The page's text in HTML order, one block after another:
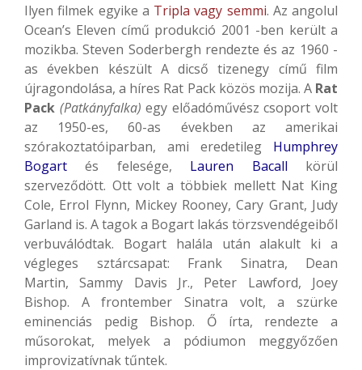
Ilyen filmek egyike a Tripla vagy semmi. Az angolul
Ocean’s Eleven című produkció 2001 -ben került a
mozikba. Steven Soderbergh rendezte és az 1960 -
as években készült A dicső tizenegy című film
újragondolása, a híres Rat Pack közös mozija. A Rat
Pack (Patkányfalka) egy előadóművész csoport volt
az 1950-es, 60-as években az amerikai
szórakoztatóiparban, ami eredetileg Humphrey
Bogart és felesége, Lauren Bacall körül
szerveződött. Ott volt a többiek mellett Nat King
Cole, Errol Flynn, Mickey Rooney, Cary Grant, Judy
Garland is. A tagok a Bogart lakás törzsvendégeiből
verbuválódtak. Bogart halála után alakult ki a
végleges sztárcsapat: Frank Sinatra, Dean
Martin, Sammy Davis Jr., Peter Lawford, Joey
Bishop. A frontember Sinatra volt, a szürke
eminenciás pedig Bishop. Ő írta, rendezte a
műsorokat, melyek a pódiumon meggyőzően
improvizatívnak tűntek.